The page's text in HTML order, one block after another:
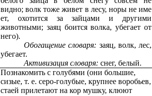
видно; волк тоже живет в лесу, норы не име
ет, охотится за зайцами и другими
животными; заяц боится волка, убегает от
него).
Обогащение словаря: заяц, волк, лес,
убегает.
Активизация словаря: снег, белый.
Познакомить с голубями (они большие,
сизые, т. е. серо-голубые, крупнее воробьев,
стаей прилетают на кор мушку, клюют